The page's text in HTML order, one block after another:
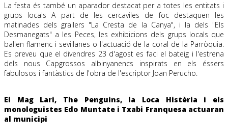
La festa és també un aparador destacat per a totes les entitats i
grups locals A part de les cercaviles de foc destaquen les
matinades dels grallers "La Cresta de la Canya", i la dels "Els
Desmanegats" a les Peces, les exhibicions dels grups locals que
ballen flamenc i sevillanes o l'actuació de la coral de la Parròquia.
Es preveu que el divendres 23 d'agost es faci el bateig i l'estrena
dels nous Capgrossos albinyanencs inspirats en els éssers
fabulosos i fantàstics de l'obra de l'escriptor Joan Perucho.
El Mag Lari, The Penguins, la Loca Histèria i els
monologuistes Edo Muntate i Txabi Franquesa actuaran
al municipi